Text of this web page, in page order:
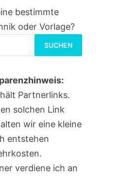
bestimmte
oder Vorlage?
nach:
Partnerlinks.
solchen Link
wir eine kleine
entstehen
verdiene ich an